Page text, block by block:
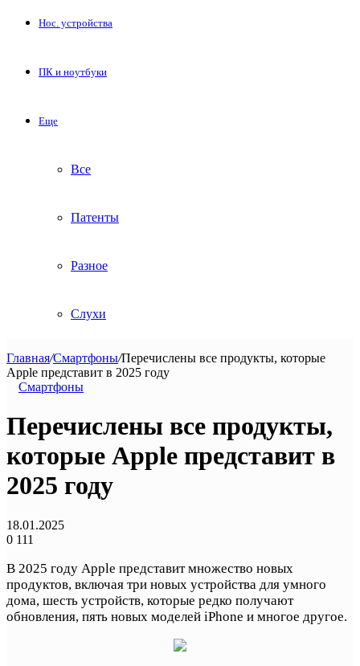
Нос. устройства
ПК и ноутбуки
Еще
Все
Патенты
Разное
Слухи
Главная/Смартфоны/Перечислены все продукты, которые
Apple представит в 2025 году
Смартфоны
Перечислены все продукты,
которые Apple представит в
2025 году
18.01.2025
0 111
В 2025 году Apple представит множество новых
продуктов, включая три новых устройства для умного
дома, шесть устройств, которые редко получают
обновления, пять новых моделей iPhone и многое другое.